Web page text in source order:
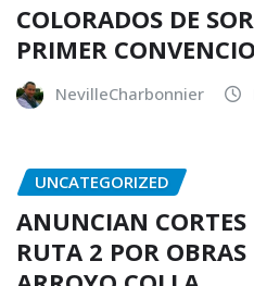
COLORADOS DE
PRIMER
NevilleCharbonnier
UNCATEGORIZED
ANUNCIAN
RUTA 2 POR